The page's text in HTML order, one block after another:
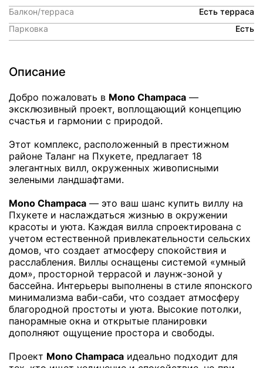
Балкон/терраса
Есть терраса
Парковка
Есть
Описание
Добро пожаловать в Mono Champaca —
эксклюзивный проект, воплощающий концепцию
счастья и гармонии с природой.
Этот комплекс, расположенный в престижном
районе Таланг на Пхукете, предлагает 18
элегантных вилл, окруженных живописными
зелеными ландшафтами.
Mono Champaca — это ваш шанс купить виллу на
Пхукете и наслаждаться жизнью в окружении
красоты и уюта. Каждая вилла спроектирована с
учетом естественной привлекательности сельских
домов, что создает атмосферу спокойствия и
расслабления. Виллы оснащены системой «умный
дом», просторной террасой и лаунж-зоной у
бассейна. Интерьеры выполнены в стиле японского
минимализма ваби-саби, что создает атмосферу
благородной простоты и уюта. Высокие потолки,
панорамные окна и открытые планировки
дополняют ощущение простора и свободы.
Проект Mono Champaca идеально подходит для